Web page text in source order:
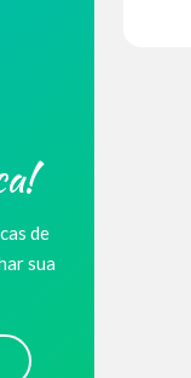
de
sua